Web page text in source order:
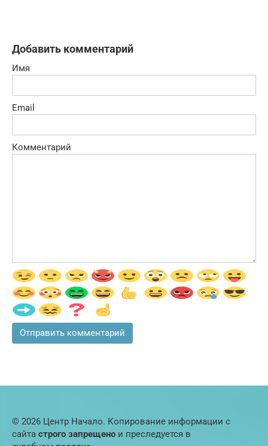
Добавить комментарий
Имя
Email
Комментарий
© 2026 Центр Начало. Копирование информации с
сайта строго запрещено и преследуется в